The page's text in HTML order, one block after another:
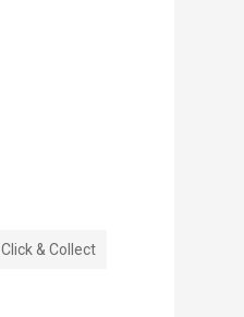
Click & Collect